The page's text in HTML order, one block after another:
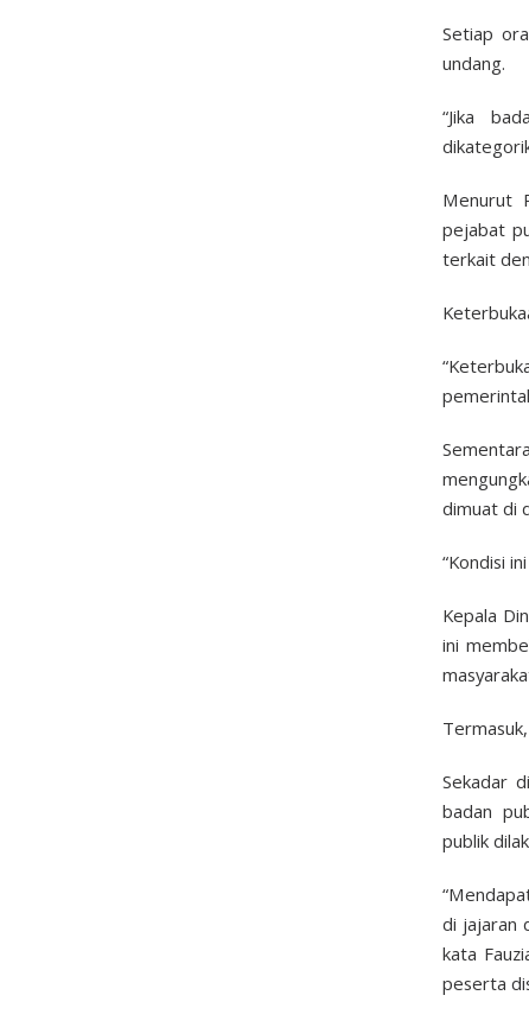
Setiap
undang.
“Jika
Menurut
pejabat
terkait
dimuat di
“Kondisi
Kepala
ini
Sekadar
badan
publik
di jajaran
kata
peserta